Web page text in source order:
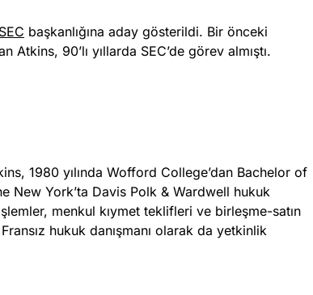
SEC başkanlığına aday gösterildi. Bir önceki
Atkins, 90’lı yıllarda SEC’de görev almıştı.
1980 yılında Wofford College’dan Bachelor of
New York’ta Davis Polk & Wardwell hukuk
menkul kıymet teklifleri ve birleşme-satın
hukuk danışmanı olarak da yetkinlik